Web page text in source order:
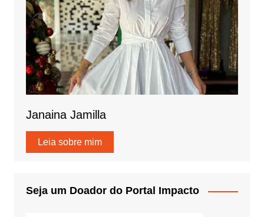
Janaina Jamilla
Leia sobre mim
Seja um Doador do Portal Impacto